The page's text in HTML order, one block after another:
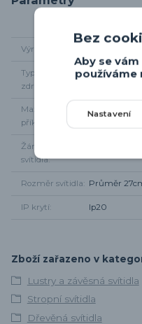
Výrobce
Typ světelného
zdroje
1 x E27
Maximální
příkon
1 x 60W
Žárovky součástí
svítidla
Rozměr svítidla Průměr
IP krytí Ip20
Zboží zařazeno v
Lustry a závěsná svítidla
Stropní svítidla
Dřevěná svítidla
Bez
Aby se
používáme
Nastavení